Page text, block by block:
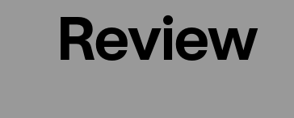
Review